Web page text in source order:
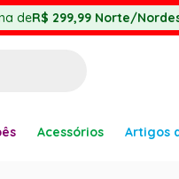
deR$ 299,99 Norte/
Acessórios Artigos